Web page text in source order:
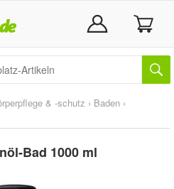
& -schutz › Baden ›
Bad 1000 ml